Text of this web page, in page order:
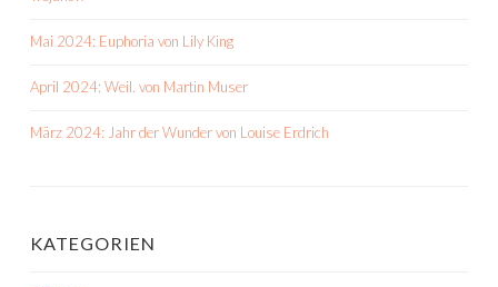
Mai 2024: Euphoria von Lily King
April 2024: Weil. von Martin Muser
März 2024: Jahr der Wunder von Louise Erdrich
KATEGORIEN